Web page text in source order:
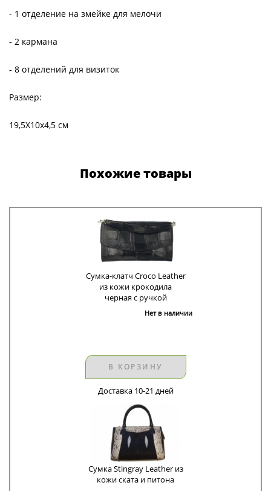
- 1 отделение на змейке для мелочи
- 2 кармана
- 8 отделений для визиток
Размер:
19,5Х10х4,5 см
Похожие товары
Сумка-клатч Croco Leather
из кожи крокодила
черная с ручкой
Нет в наличии
В КОРЗИНУ
Доставка 10-21 дней
Сумка Stingray Leather из
кожи ската и питона